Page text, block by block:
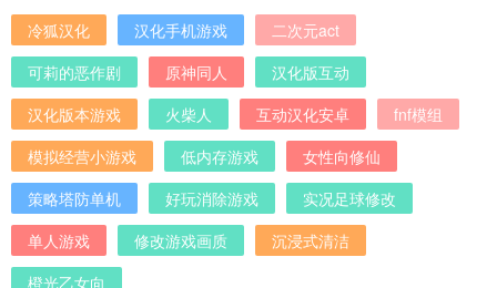
冷狐汉化 汉化手机游戏
二次元act
可莉的恶作剧
原神同人
汉化版互动
汉化版本游戏
火柴人 互动汉化安卓
fnf模组
模拟经营小游戏
低内存游戏
女性向修仙
策略塔防单机
好玩消除游戏
实况足球修改
单人游戏
修改游戏画质
沉浸式清洁
橙光乙女向